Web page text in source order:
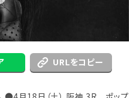
URLをコピー